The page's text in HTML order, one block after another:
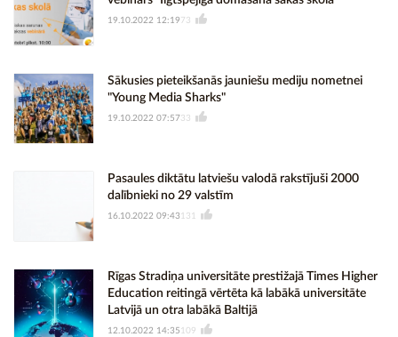
19.10.2022 12:19 73
Sākusies pieteikšanās jauniešu mediju nometnei
"Young Media Sharks"
19.10.2022 07:5733
Pasaules diktātu latviešu valodā rakstījuši 2000
dalībnieki no 29 valstīm
16.10.2022 09:43 131
Rīgas Stradiņa universitāte prestižajā Times Higher
Education reitingā vērtēta kā labākā universitāte
Latvijā un otra labākā Baltijā
12.10.2022 14:35 109